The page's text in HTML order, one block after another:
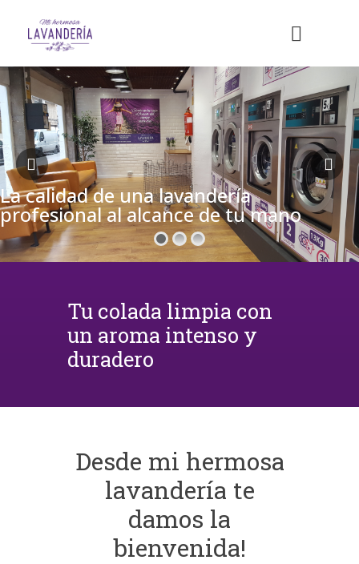
La calidad de una lavandería
profesional al alcance de tu mano
Tu colada limpia con
un aroma intenso y
duradero
Desde mi hermosa
lavandería te
damos la
bienvenida!